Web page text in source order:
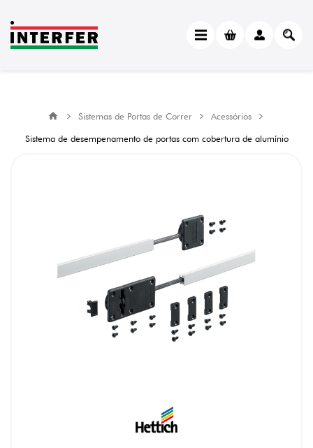
Sistemas de Portas de Correr
Acessórios
Sistema de desempenamento de portas com cobertura de alumínio